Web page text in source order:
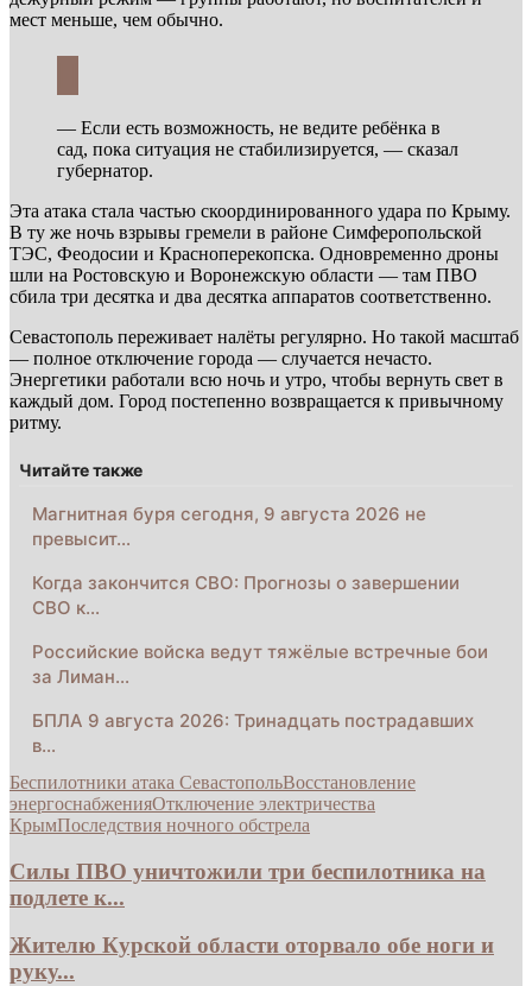
мест меньше, чем обычно.
— Если есть возможность, не ведите ребёнка в
сад, пока ситуация не стабилизируется, — сказал
губернатор.
Эта атака стала частью скоординированного удара по Крыму.
В ту же ночь взрывы гремели в районе Симферопольской
ТЭС, Феодосии и Красноперекопска. Одновременно дроны
шли на Ростовскую и Воронежскую области — там ПВО
сбила три десятка и два десятка аппаратов соответственно.
Севастополь переживает налёты регулярно. Но такой масштаб
— полное отключение города — случается нечасто.
Энергетики работали всю ночь и утро, чтобы вернуть свет в
каждый дом. Город постепенно возвращается к привычному
ритму.
Читайте также
Магнитная буря сегодня, 9 августа 2026 не
превысит…
Когда закончится СВО: Прогнозы о завершении
СВО к…
Российские войска ведут тяжёлые встречные бои
за Лиман…
БПЛА 9 августа 2026: Тринадцать пострадавших
в…
Беспилотники атака СевастопольВосстановление
энергоснабженияОтключение электричества
КрымПоследствия ночного обстрела
Силы ПВО уничтожили три беспилотника на
подлете к...
Жителю Курской области оторвало обе ноги и
руку...